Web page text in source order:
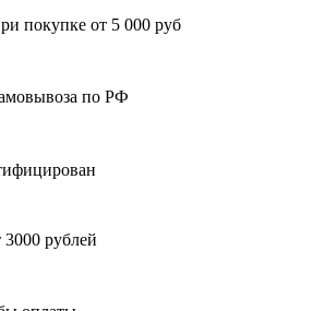
покупке от 5 000 руб
по РФ
3000 рублей